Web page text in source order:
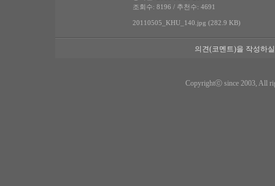
조회수: 8196 / 추천수: 4691
20110505_KHU_140.jpg (282.9 KB)
의견(코멘트)을 작성하
Copyrightⓒ since 2003, All